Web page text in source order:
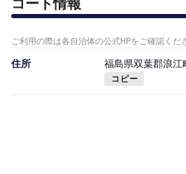
コート情報
ご利用の際は各自治体の公式HPをご確認くだ
住所 福島県双葉郡浪江
コピー